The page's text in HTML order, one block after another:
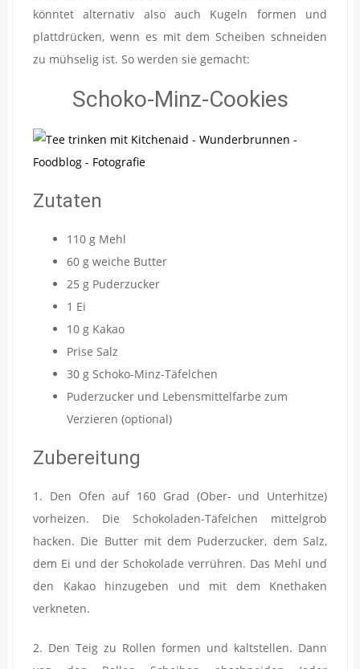
könntet alternativ also auch Kugeln formen und
plattdrücken, wenn es mit dem Scheiben schneiden
zu mühselig ist. So werden sie gemacht:
Schoko-Minz-Cookies
Zutaten
110 g Mehl
60 g weiche Butter
25 g Puderzucker
1 Ei
10 g Kakao
Prise Salz
30 g Schoko-Minz-Täfelchen
Puderzucker und Lebensmittelfarbe zum
Verzieren (optional)
Zubereitung
1. Den Ofen auf 160 Grad (Ober- und Unterhitze)
vorheizen. Die Schokoladen-Täfelchen mittelgrob
hacken. Die Butter mit dem Puderzucker, dem Salz,
dem Ei und der Schokolade verrühren. Das Mehl und
den Kakao hinzugeben und mit dem Knethaken
verkneten.
2. Den Teig zu Rollen formen und kaltstellen. Dann